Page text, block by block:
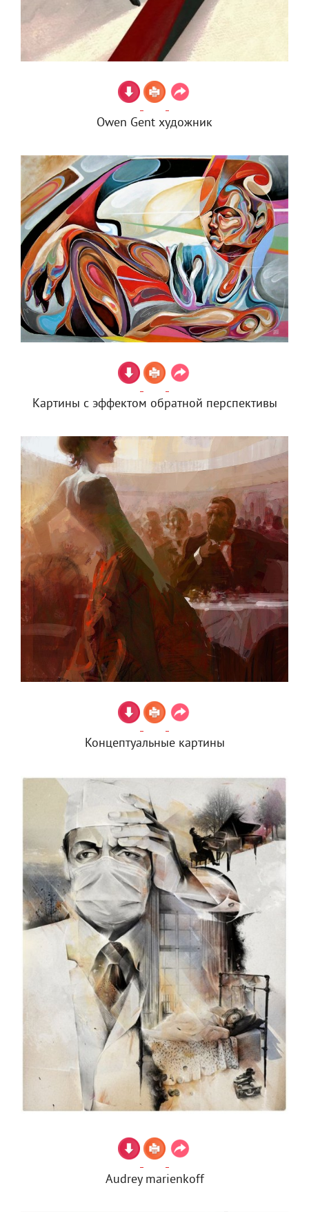
Owen Gent художник
Картины с эффектом обратной перспективы
Концептуальные картины
Audrey marienkoff